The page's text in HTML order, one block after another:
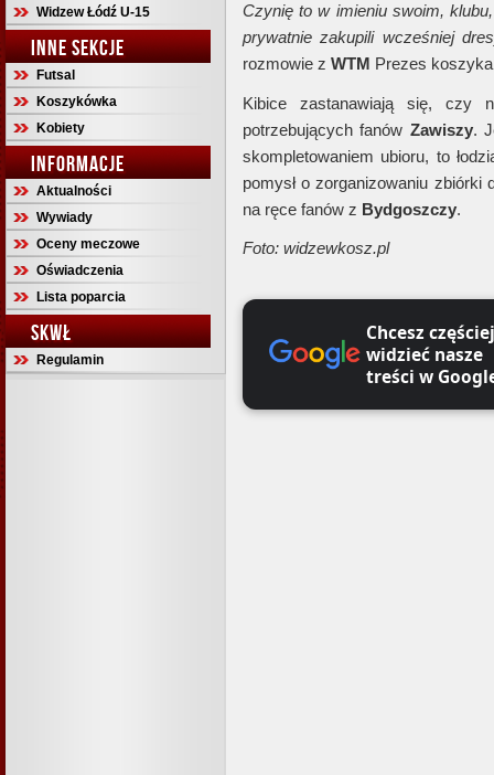
Widzew Łódź U-15
INNE SEKCJE
Futsal
Koszykówka
Kobiety
INFORMACJE
Aktualności
Wywiady
Oceny meczowe
Oświadczenia
Lista poparcia
SKWŁ
Regulamin
Czynię to w imieniu swoim,
prywatnie zakupili wcześniej
rozmowie z WTM Prezes
Kibice zastanawiają się, czy
potrzebujących fanów Zawiszy.
skompletowaniem ubioru, to
pomysł o zorganizowaniu zbiórki
na ręce fanów z Bydgoszczy.
Foto: widzewkosz.pl
Chcesz częściej
widzieć nasze
treści w